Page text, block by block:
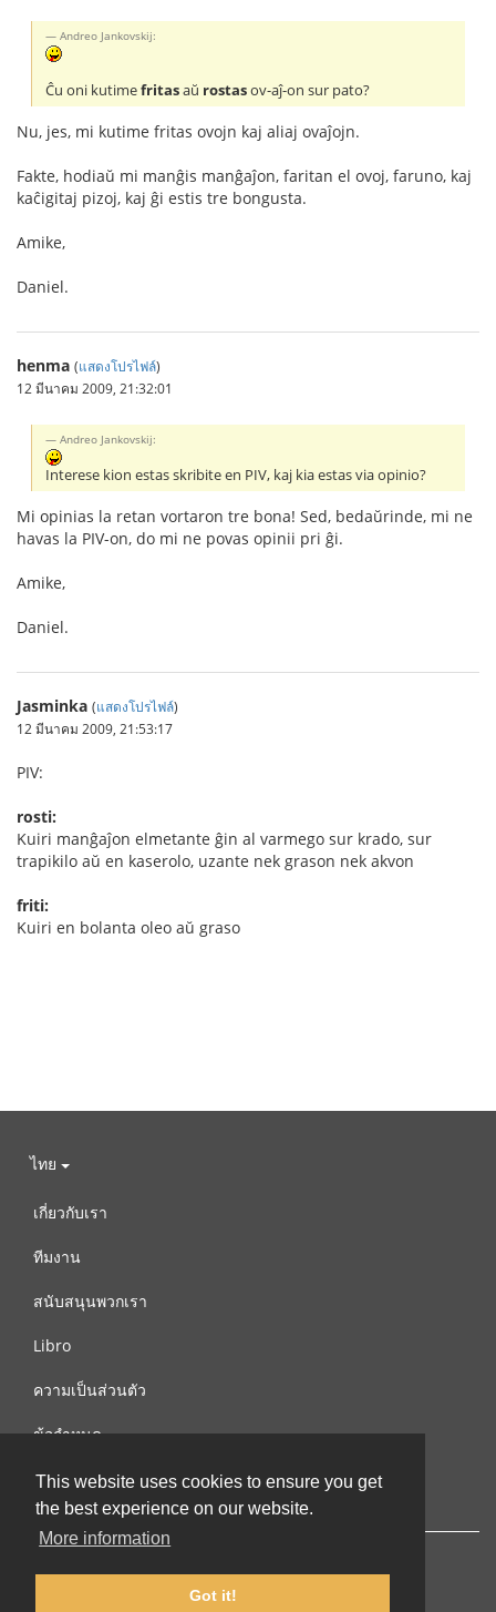
This website uses cookies to ensure you get
the best experience on our website.
More information
Got it!
Andreo Jankovskij:
Ĉu oni kutimefritasaŭ rostasov-aĵ-on sur pato?
Nu, jes, mi kutime fritas ovojn kaj aliaj ovaĵojn.
Fakte, hodiaŭ mi manĝis manĝaĵon, faritan el ovoj, faruno, kaj
kaĉigitaj pizoj, kaj ĝi estis tre bongusta.
Amike,
Daniel.
henma (แสดงโปรไฟล์)
12 มีนาคม 2009, 21:32:01
Andreo Jankovskij:
Interese kion estas skribite en PIV, kaj kia estas via opinio?
Mi opinias la retan vortaron tre bona! Sed, bedaŭrinde, mi ne
havas la PIV-on, do mi ne povas opinii pri ĝi.
Amike,
Daniel.
Jasminka (แสดงโปรไฟล์)
12 มีนาคม 2009, 21:53:17
PIV:
rosti:
Kuiri manĝaĵon elmetante ĝin al varmego sur krado, sur
trapikilo aŭ en kaserolo, uzante nek grason nek akvon
friti:
Kuiri en bolanta oleo aŭ graso
ไทย
เกี่ยวกับเรา
ทีมงาน
สนับสนุนพวกเรา
Libro
ความเป็นส่วนตัว
ข้อกำหนด
ติดต่อเรา